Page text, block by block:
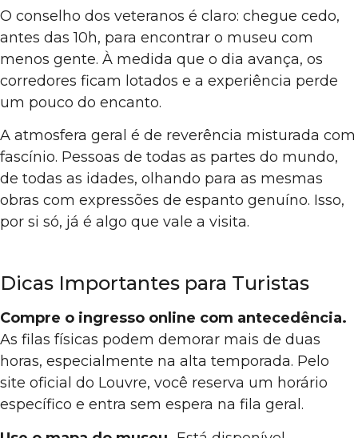
O conselho dos veteranos é claro: chegue cedo,
antes das 10h, para encontrar o museu com
menos gente. À medida que o dia avança, os
corredores ficam lotados e a experiência perde
um pouco do encanto.
A atmosfera geral é de reverência misturada com
fascínio. Pessoas de todas as partes do mundo,
de todas as idades, olhando para as mesmas
obras com expressões de espanto genuíno. Isso,
por si só, já é algo que vale a visita.
Dicas Importantes para Turistas
Compre o ingresso online com antecedência.
As filas físicas podem demorar mais de duas
horas, especialmente na alta temporada. Pelo
site oficial do Louvre, você reserva um horário
específico e entra sem espera na fila geral.